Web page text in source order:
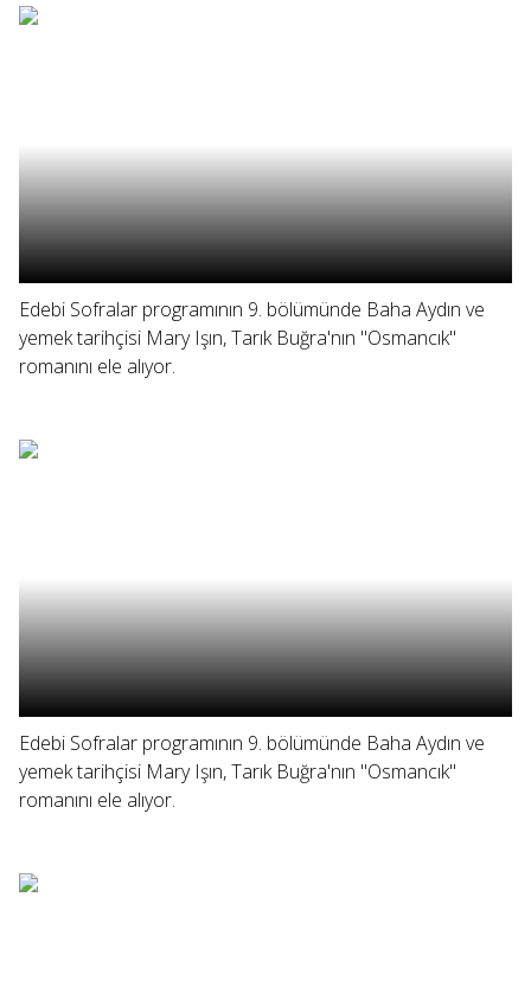
Edebi Sofralar programının 9. bölümünde Baha Aydın ve
yemek tarihçisi Mary Işın, Tarık Buğra'nın "Osmancık"
romanını ele alıyor.
Edebi Sofralar programının 9. bölümünde Baha Aydın ve
yemek tarihçisi Mary Işın, Tarık Buğra'nın "Osmancık"
romanını ele alıyor.